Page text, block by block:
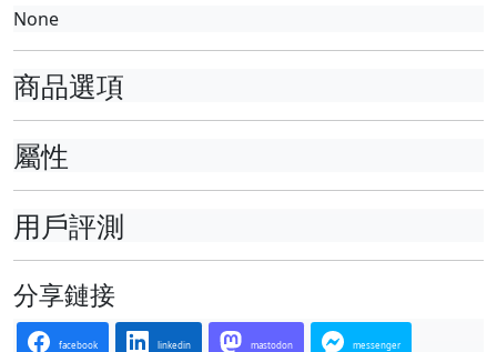
None
商品選項
屬性
用戶評測
分享鏈接
facebook linkedin mastodon messenger